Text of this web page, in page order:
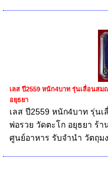
เลส ปี2559 หนัก4บาท รุ่นเลื่อนสม
อยุธยา
เลส ปี2559 หนัก4บาท รุ่น
พ่อรวย วัดตะโก อยุธยา ร้
ศูนย์อาหาร รับจำนำ วัตถุม